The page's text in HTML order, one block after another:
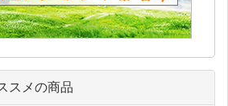
スメの商品